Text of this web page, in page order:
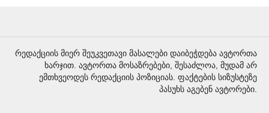
რედაქციის მიერ შეუკვეთავი მასალები დაიბეჭდება ავტორთა
ხარჯით. ავტორთა მოსაზრებები, შესაძლოა, მუდამ არ
ემთხვეოდეს რედაქციის პოზიციას. ფაქტების სიზუსტეზე
პასუხს აგებენ ავტორები.